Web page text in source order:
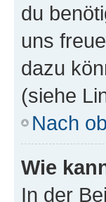
du
uns
dazu
(siehe
Nach
Wie
In der